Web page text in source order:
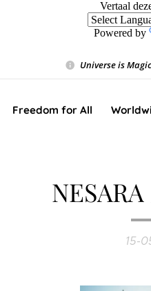
Vertaal
Powered by
Universe is
Freedom for All ❤️
15-